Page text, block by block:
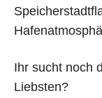
ONLINE-
BRUNCH
Ihr sucht noch
Liebsten?